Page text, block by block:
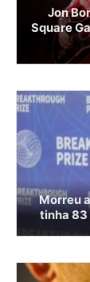
Jon
Square
Morreu
tinha 83